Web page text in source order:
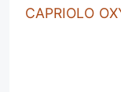
CAPRIOLO